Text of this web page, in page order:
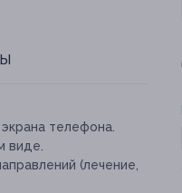
телефона.
виде.
(лечение,